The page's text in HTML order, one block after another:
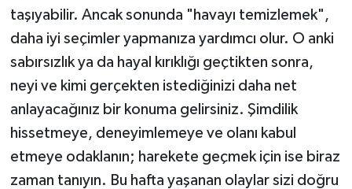
taşıyabilir. Ancak sonunda "havayı temizlemek",
daha iyi seçimler yapmanıza yardımcı olur. O anki
sabırsızlık ya da hayal kırıklığı geçtikten sonra,
neyi ve kimi gerçekten istediğinizi daha net
anlayacağınız bir konuma gelirsiniz. Şimdilik
hissetmeye, deneyimlemeye ve olanı kabul
etmeye odaklanın; harekete geçmek için ise biraz
zaman tanıyın. Bu hafta yaşanan olaylar sizi doğru